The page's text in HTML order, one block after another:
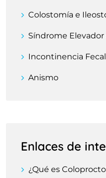
Colostomía e
Síndrome
Incontinencia Fecal
Anismo
Enlaces de
¿Qué es